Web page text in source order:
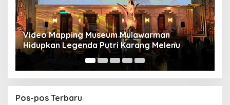
Panduan Pasang Pelapis Anti Bocor Kolam Air
Mancur
Pos-pos Terbaru